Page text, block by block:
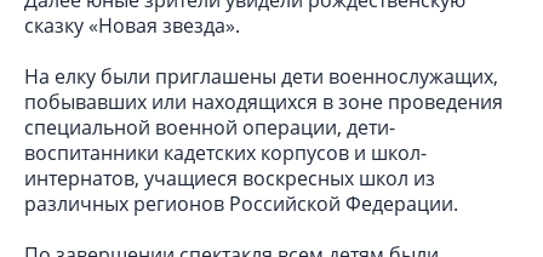
сказку «Новая звезда».
На елку были приглашены дети военнослужащих,
побывавших или находящихся в зоне проведения
специальной военной операции, дети-
воспитанники кадетских корпусов и школ-
интернатов, учащиеся воскресных школ из
различных регионов Российской Федерации.